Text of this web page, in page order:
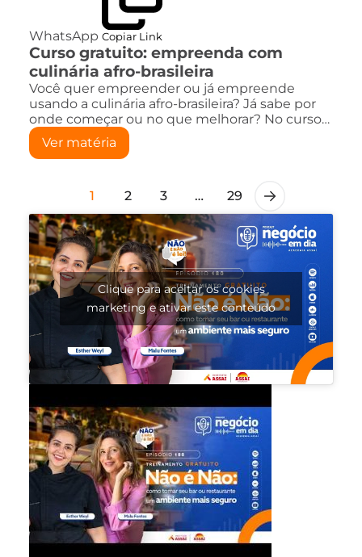
WhatsApp Copiar Link
Curso gratuito: empreenda com
culinária afro-brasileira
Você quer empreender ou já empreende
usando a culinária afro-brasileira? Já sabe por
onde começar ou no que melhorar? No curso…
Ver matéria
1 2 3 … 29
Clique para aceitar os cookies
marketing e ativar este conteúdo